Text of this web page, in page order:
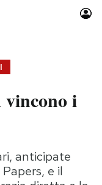
Idee
vincono i
anticipate
e il